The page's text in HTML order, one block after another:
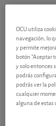
a la
¿Tienes
ahorrado
OCU utiliza
navegación, lo
y permite
botón "Aceptar
y solo entonces
podrás
podrás ver la
cualquier
alguna de estas